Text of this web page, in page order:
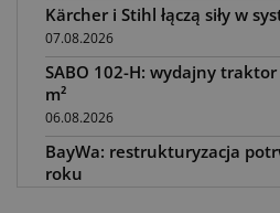
Kärcher i Stihl łączą siły w
07.08.2026
SABO 102-H: wydajny
m²
06.08.2026
BayWa: restrukturyzacja
roku